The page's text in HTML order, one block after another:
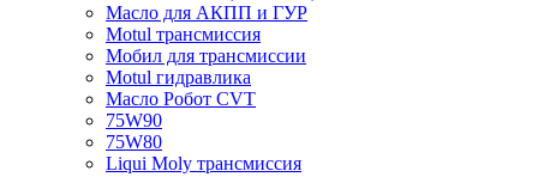
Масло для АКПП и ГУР
Motul трансмиссия
Мобил для трансмиссии
Motul гидравлика
Масло Робот CVT
75W90
75W80
Liqui Moly трансмиссия